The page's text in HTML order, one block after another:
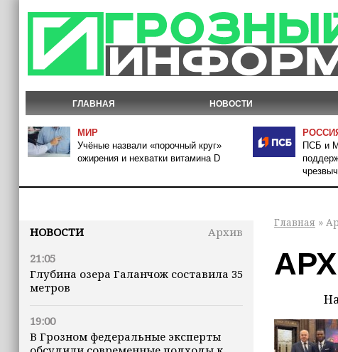
ГЛАВНАЯ НОВОСТИ
МИР
Учёные назвали «порочный круг»
ожирения и нехватки витамина D
ПСБ и
НОВОСТИ
Архив
21:05
Глубина озера Галанчож составила 35
метров
19:00
В Грозном федеральные эксперты
Главная »